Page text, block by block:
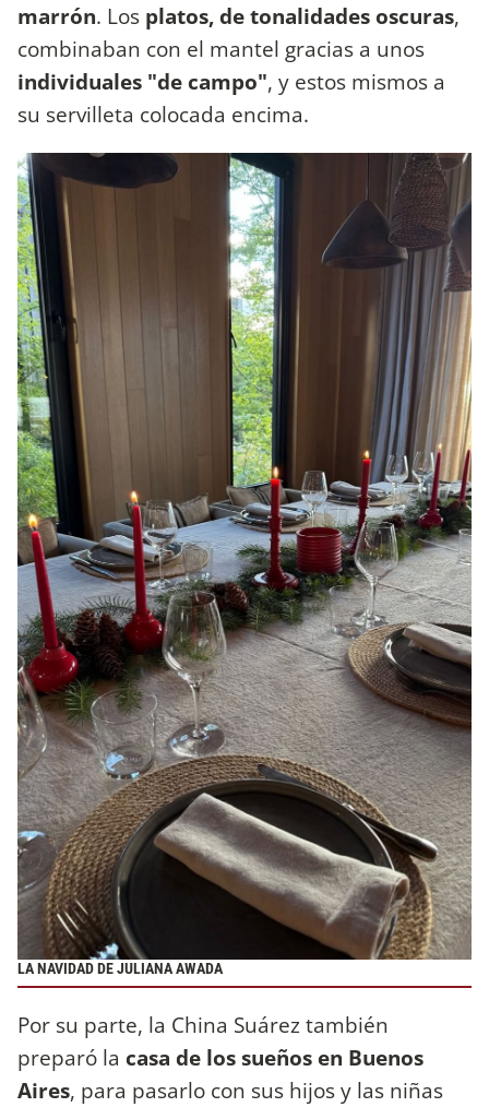
marrón. Los platos, de tonalidades oscuras,
combinaban con el mantel gracias a unos
individuales "de campo", y estos mismos a
su servilleta colocada encima.
LA NAVIDAD DE JULIANA AWADA
Por su parte, la China Suárez también
preparó la casa de los sueños en Buenos
Aires, para pasarlo con sus hijos y las niñas